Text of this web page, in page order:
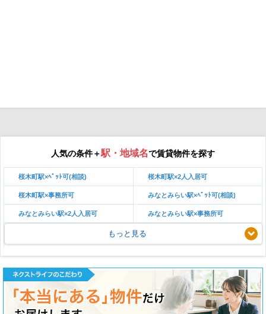
人気の条件＋駅・地域名で賃貸物件を探す
桜木町駅×ﾍﾟｯﾄ可(相談) 桜木町駅×2人入居可
桜木町駅×事務所可 みなとみらい駅×ﾍﾟｯﾄ可(相談)
みなとみらい駅×2人入居可 みなとみらい駅×事務所可
もっと見る